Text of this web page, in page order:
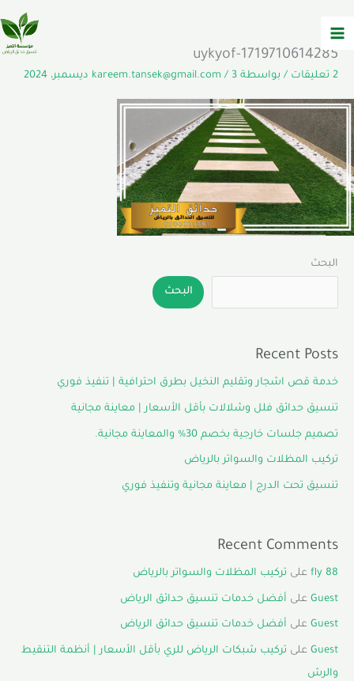
إلى
المحتوى
البحث
البحث
Recent Posts
خدمة قص اشجار وتقليم النخيل بطرق احترافية | تنفيذ فوري
تنسيق حدائق فلل وشلالات بأقل الأسعار | معاينة مجانية
تصميم جلسات خارجية بخصم 30% والمعاينة مجانية.
تركيب المظلات والسواتر بالرياض
تنسيق تحت الدرج | معاينة مجانية وتنفيذ فوري
Recent Comments
fly 88 على تركيب المظلات والسواتر بالرياض
Guest على أفضل خدمات تنسيق حدائق الرياض
Guest على أفضل خدمات تنسيق حدائق الرياض
Guest على تركيب شبكات الرياض للري بأقل الأسعار | أنظمة التنقيط
والرش
1719710614285-uykyof
2 تعليقات / بواسطة kareem.tansek@gmail.com/ 3 ديسمبر، 2024